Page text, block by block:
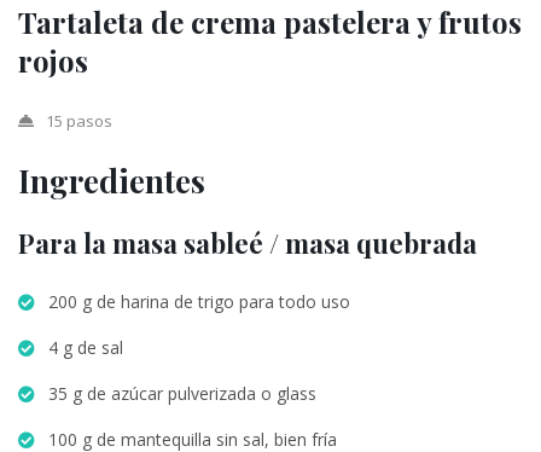
Tartaleta de crema pastelera y frutos
rojos
15 pasos
Ingredientes
Para la masa sableé / masa quebrada
200 g de harina de trigo para todo uso
4 g de sal
35 g de azúcar pulverizada o glass
100 g de mantequilla sin sal, bien fría